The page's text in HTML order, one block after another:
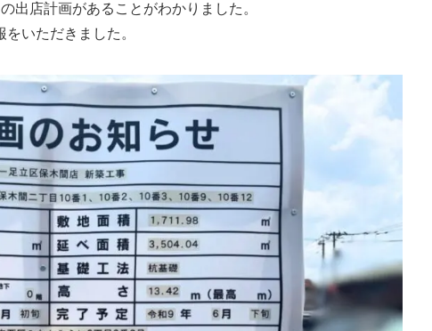
出店計画があることがわかりました。
いただきました。